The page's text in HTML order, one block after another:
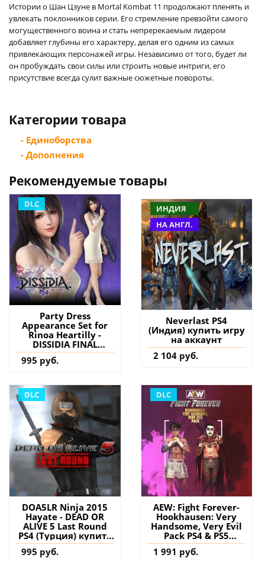
Истории о Шан Цзуне в Mortal Kombat 11 продолжают пленять и
увлекать поклонников серии. Его стремление превзойти самого
могущественного воина и стать непререкаемым лидером
добавляет глубины его характеру, делая его одним из самых
привлекающих персонажей игры. Независимо от того, будет ли
он пробуждать свои силы или строить новые интриги, его
присутствие всегда сулит важные сюжетные повороты.
Категории товара
- Единоборства
- Дополнения
Рекомендуемые товары
DLC
Party Dress
Appearance Set for
Rinoa Heartilly -
DISSIDIA FINAL
FANTASY NT PS4
(Турция) купить
аккаунт
995 руб.
ИНДИЯ
НА АНГЛ.
Neverlast PS4
(Индия) купить игру
на аккаунт
2 104 руб.
DLC
DOA5LR Ninja 2015
Hayate - DEAD OR
ALIVE 5 Last Round
PS4 (Турция) купить
дополнение на
аккаунт
995 руб.
DLC
AEW: Fight Forever-
Hookhausen: Very
Handsome, Very Evil
Pack PS4 & PS5
(Турция) купить
дополнение на
1 991 руб.